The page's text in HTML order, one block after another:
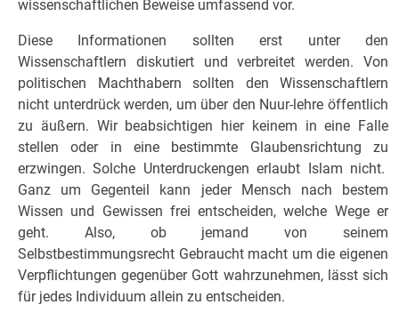
wissenschaftlichen Beweise umfassend vor.
Diese Informationen sollten erst unter den
Wissenschaftlern diskutiert und verbreitet werden. Von
politischen Machthabern sollten den Wissenschaftlern
nicht unterdrück werden, um über den Nuur-lehre öffentlich
zu äußern. Wir beabsichtigen hier keinem in eine Falle
stellen oder in eine bestimmte Glaubensrichtung zu
erzwingen. Solche Unterdruckengen erlaubt Islam nicht.
Ganz um Gegenteil kann jeder Mensch nach bestem
Wissen und Gewissen frei entscheiden, welche Wege er
geht. Also, ob jemand von seinem
Selbstbestimmungsrecht Gebraucht macht um die eigenen
Verpflichtungen gegenüber Gott wahrzunehmen, lässt sich
für jedes Individuum allein zu entscheiden.